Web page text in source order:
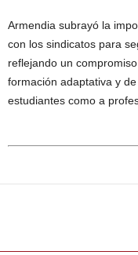
Armendia subrayó la
con los sindicatos para
reflejando un
formación adaptativa y
estudiantes como a